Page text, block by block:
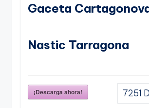
Gaceta
Nastic Tarragona
¡Descarga ahora! 7251